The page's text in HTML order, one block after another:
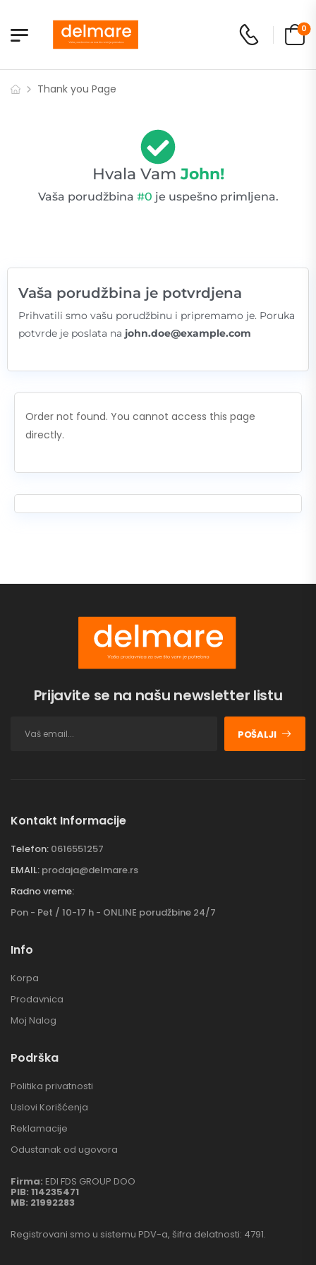
0
Thank you Page
Hvala Vam John!
Vaša porudžbina #0 je uspešno primljena.
Vaša porudžbina je potvrdjena
Prihvatili smo vašu porudžbinu i pripremamo je. Poruka
potvrde je poslata na john.doe@example.com
Order not found. You cannot access this page
directly.
Prijavite se na našu newsletter listu
POŠALJI
Kontakt Informacije
Telefon: 0616551257
EMAIL: prodaja@delmare.rs
Radno vreme:
Pon - Pet / 10-17 h - ONLINE porudžbine 24/7
Info
Korpa
Prodavnica
Moj Nalog
Podrška
Politika privatnosti
Uslovi Korišćenja
Reklamacije
Odustanak od ugovora
Firma: EDI FDS GROUP DOO
PIB: 114235471
MB: 21992283
Registrovani smo u sistemu PDV-a, šifra delatnosti: 4791.